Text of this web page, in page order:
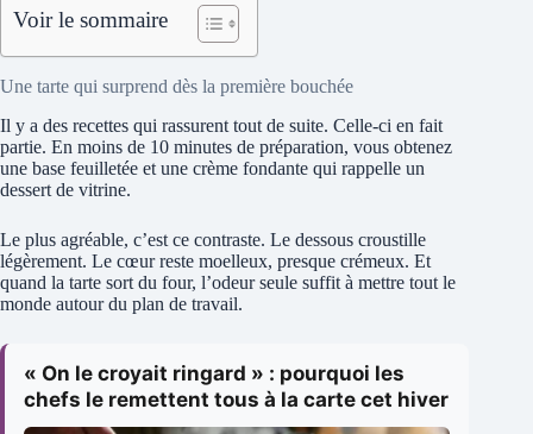
Voir le sommaire
Une tarte qui surprend dès la première bouchée
Il y a des recettes qui rassurent tout de suite. Celle-ci en fait
partie. En moins de 10 minutes de préparation, vous obtenez
une base feuilletée et une crème fondante qui rappelle un
dessert de vitrine.
Le plus agréable, c’est ce contraste. Le dessous croustille
légèrement. Le cœur reste moelleux, presque crémeux. Et
quand la tarte sort du four, l’odeur seule suffit à mettre tout le
monde autour du plan de travail.
« On le croyait ringard » : pourquoi les
chefs le remettent tous à la carte cet hiver